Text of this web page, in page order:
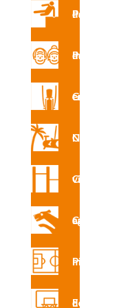
Parques de Parkour
Parque de mayores
Gimnasio en la calle
Circuito Nforma
Circuito vita
Circuito canino agility
Pistas
Equipamiento deportivo
INS
R7173
A
R7173
E
CAD